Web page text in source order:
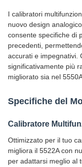
I calibratori
nuovo design
consente specifiche di
precedenti,
accurati e impegnativi.
significativamente più
migliorato sia nel
Specifiche del
Calibratore
Ottimizzato per il tuo
migliora il 5522A con
per adattarsi meglio al